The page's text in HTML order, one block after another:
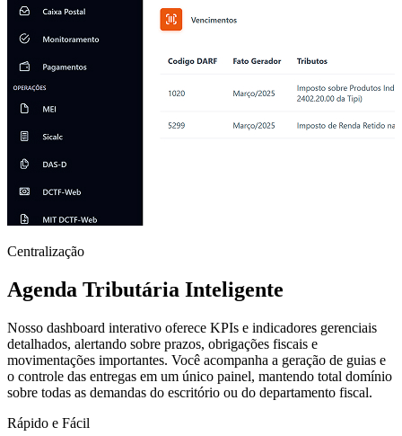
Centralização
Agenda Tributária Inteligente
Nosso dashboard interativo oferece KPIs e indicadores gerenciais
detalhados, alertando sobre prazos, obrigações fiscais e
movimentações importantes. Você acompanha a geração de guias e
o controle das entregas em um único painel, mantendo total domínio
sobre todas as demandas do escritório ou do departamento fiscal.
Rápido e Fácil